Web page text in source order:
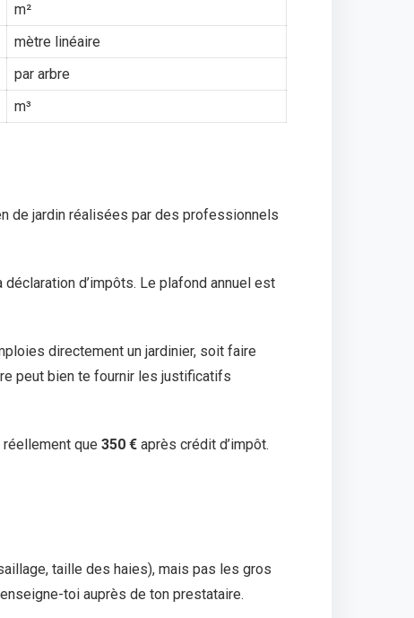
m²
mètre linéaire
par arbre
m³
de jardin réalisées par des professionnels
déclaration d’impôts. Le plafond annuel est
directement un jardinier, soit faire
peut bien te fournir les justificatifs
que 350 € après crédit d’impôt.
taille des haies), mais pas les gros
toi auprès de ton prestataire.